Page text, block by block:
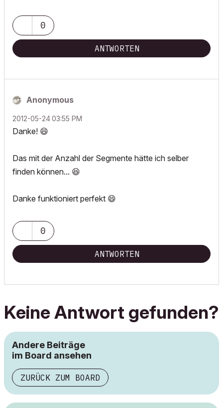
0
ANTWORTEN
Anonymous
‎2012-05-2403:55 PM
Danke! 😄
Das mit der Anzahl der Segmente hätte ich selber
finden können... 😆
Danke funktioniert perfekt 😄
0
ANTWORTEN
Keine Antwort gefunden?
Andere Beiträge
im Board ansehen
ZURÜCK ZUM BOARD